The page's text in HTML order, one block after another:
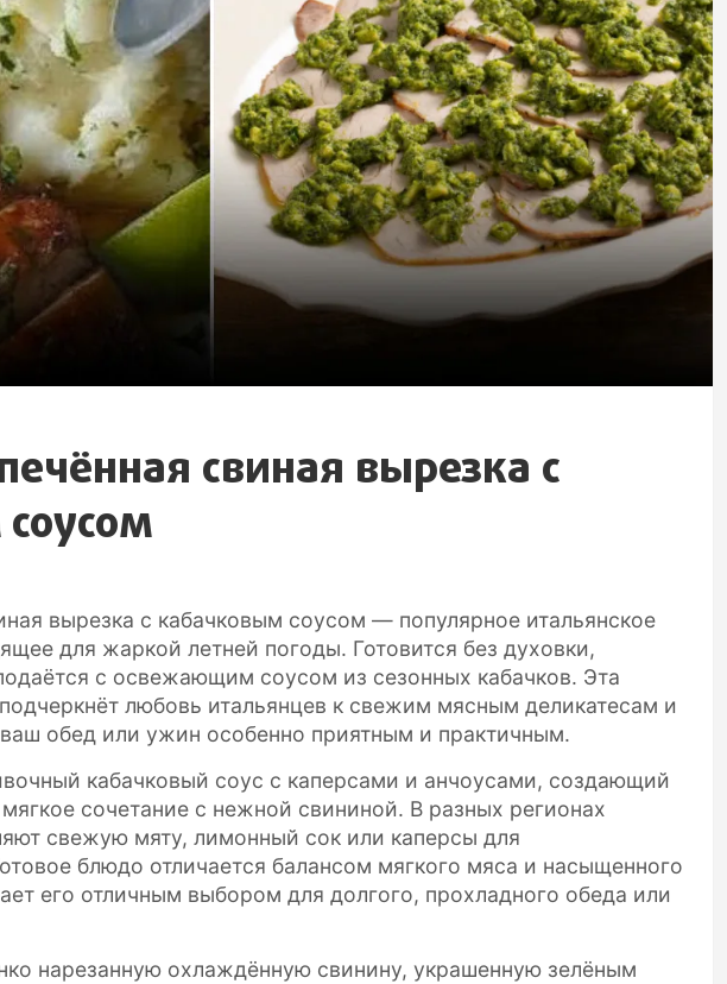
свиная вырезка с
вырезка с кабачковым соусом — популярное итальянское
для жаркой летней погоды. Готовится без духовки,
с освежающим соусом из сезонных кабачков. Эта
любовь итальянцев к свежим мясным деликатесам и
обед или ужин особенно приятным и практичным.
кабачковый соус с каперсами и анчоусами, создающий
сочетание с нежной свининой. В разных регионах
свежую мяту, лимонный сок или каперсы для
блюдо отличается балансом мягкого мяса и насыщенного
его отличным выбором для долгого, прохладного обеда или
нарезанную охлаждённую свинину, украшенную зелёным